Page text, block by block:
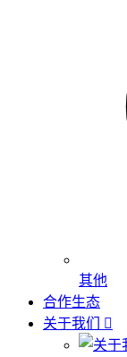
其他
合作生态
关于我们